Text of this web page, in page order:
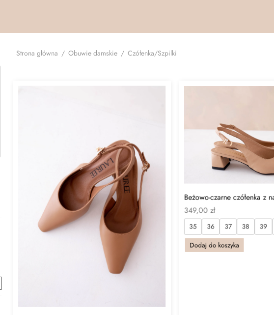
Cena
Cena
Strona główna / Obuwie damskie / Czółenka/Szpilki
Beżowo-czarne czółenka z
349,00zł
35 36 37 38 39
Dodaj do koszyka